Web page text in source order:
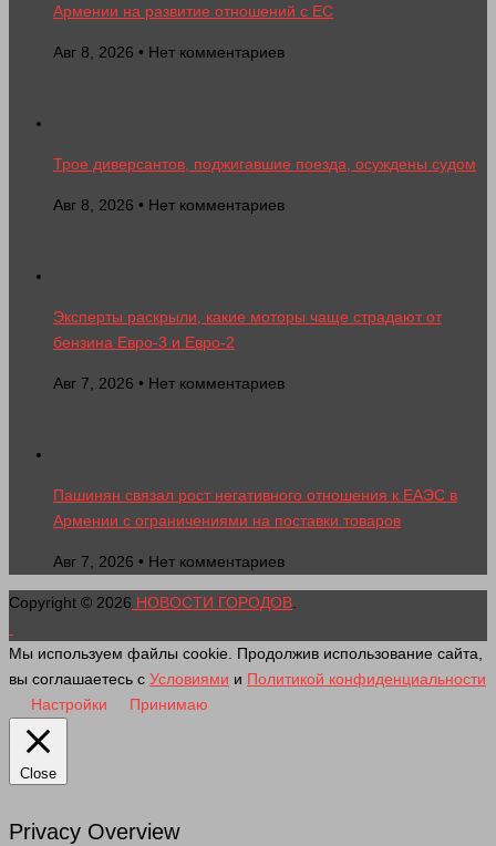
Армении на развитие отношений с ЕС
Авг 8, 2026 • Нет комментариев
Трое диверсантов, поджигавшие поезда, осуждены судом
Авг 8, 2026 • Нет комментариев
Эксперты раскрыли, какие моторы чаще страдают от
бензина Евро-3 и Евро-2
Авг 7, 2026 • Нет комментариев
Пашинян связал рост негативного отношения к ЕАЭС в
Армении с ограничениями на поставки товаров
Авг 7, 2026 • Нет комментариев
Copyright © 2026 НОВОСТИ ГОРОДОВ.
Мы используем файлы cookie. Продолжив использование сайта,
вы соглашаетесь с Условиями и Политикой конфиденциальности
Настройки
Принимаю
Close
Privacy Overview